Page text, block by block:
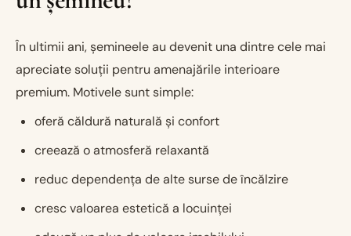
În ultimii ani, șemineele au devenit una dintre cele mai
apreciate soluții pentru amenajările interioare
premium. Motivele sunt simple:
oferă căldură naturală și confort
creează o atmosferă relaxantă
reduc dependența de alte surse de încălzire
cresc valoarea estetică a locuinței